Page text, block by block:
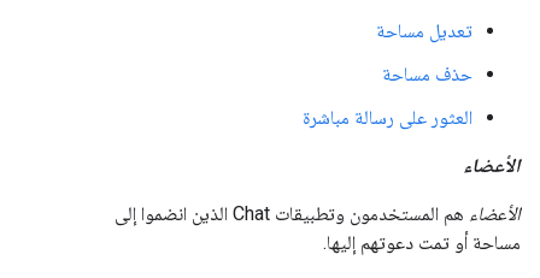
تعديل مساحة
حذف مساحة
العثور على رسالة مباشرة
الأعضاء
الأعضاء
هم المستخدمون وتطبيقات Chat الذين انضموا إلى
مساحة أو تمت دعوتهم إليها.